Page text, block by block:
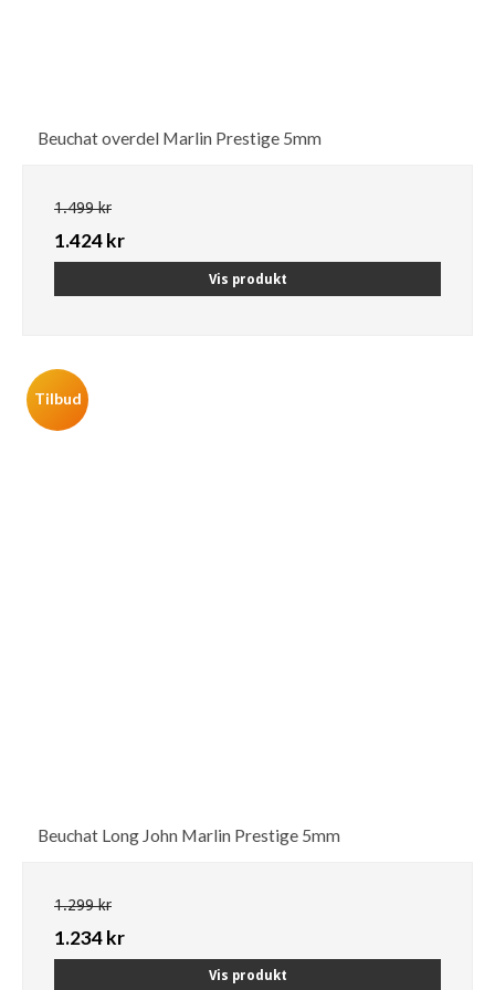
Beuchat overdel Marlin Prestige 5mm
1.499 kr
1.424 kr
Vis produkt
Tilbud
Beuchat Long John Marlin Prestige 5mm
1.299 kr
1.234 kr
Vis produkt